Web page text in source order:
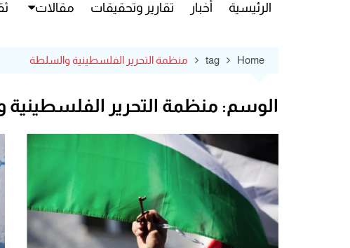
الرئيسية أخبار تقارير وتحقيقات مقالات
Home
tag منظمة التحرير الفلسطينية والسلطة
الوسم: منظمة التحرير